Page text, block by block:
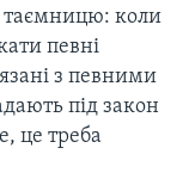
таємницю: коли
певні
з певними
під закон
це треба